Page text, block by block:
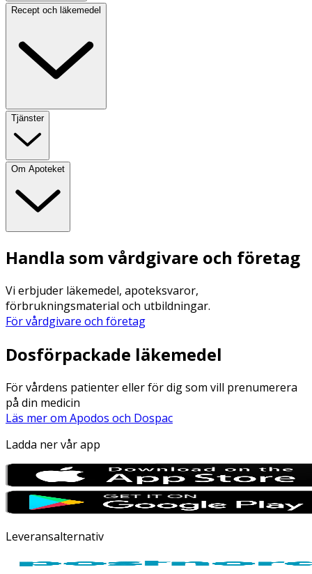
Recept och läkemedel
Tjänster
Om Apoteket
Handla som vårdgivare och företag
Vi erbjuder läkemedel, apoteksvaror,
förbrukningsmaterial och utbildningar.
För vårdgivare och företag
Dosförpackade läkemedel
För vårdens patienter eller för dig som vill prenumerera
på din medicin
Läs mer om Apodos och Dospac
Ladda ner vår app
Leveransalternativ